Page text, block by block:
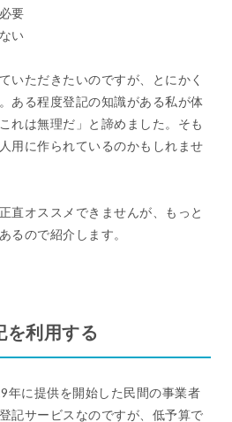
要
い
いただきたいのですが、とにかく
ある程度登記の知識がある私が体
れは無理だ」と諦めました。そも
用に作られているのかもしれませ
直オススメできませんが、もっと
るので紹介します。
を利用する
年に提供を開始した民間の事業者
記サービスなのですが、低予算で